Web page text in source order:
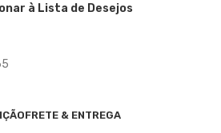
à Lista de Desejos
FRETE & ENTREGA